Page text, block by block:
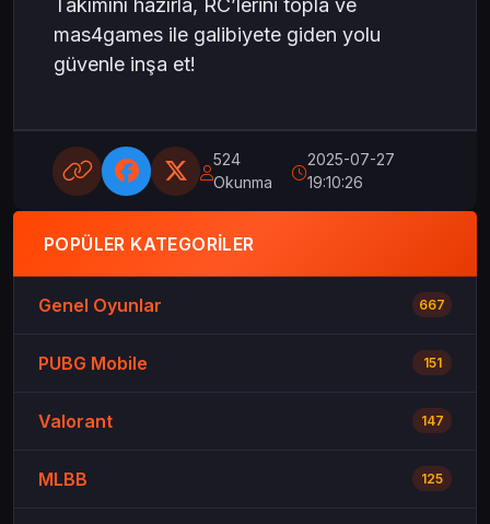
mas4games ile galibiyete giden yolu
güvenle inşa et!
524
Okunma
2025-07-27
19:10:26
POPÜLER KATEGORILER
Genel Oyunlar 667
PUBG Mobile 151
Valorant 147
MLBB 125